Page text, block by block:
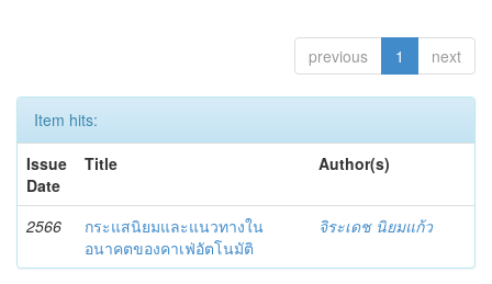
previous 1 next
Item hits:
Issue
Date
Title Author(s)
2566
กระแสนิยมและแนวทางใน
อนาคตของคาเฟ่อัตโนมัติ
จิระเดช นิยมแก้ว